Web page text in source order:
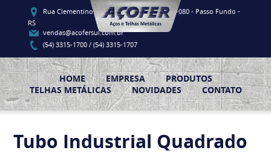
Rua Clementino Luis Vieira, 91 - CEP 99060-080 - Passo Fundo -
RS
vendas@acofersul.com.br
(54) 3315-1700 / (54) 3315-1707
HOME EMPRESA
PRODUTOS
TELHAS METÁLICAS
NOVIDADES CONTATO
Tubo Industrial Quadrado